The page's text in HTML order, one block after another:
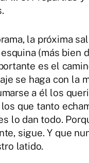
la próxima
(más bien
es el
se haga con la
a él los
que tanto
lo dan todo.
sigue. Y que
latido.